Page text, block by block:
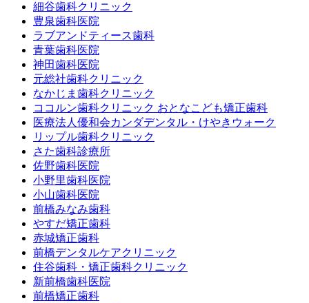
細谷歯科クリニック
豊泉歯科医院
ラブアンドティース歯科
青葉歯科医院
神田歯科医院
元総社歯科クリニック
なかじま歯科クリニック
ココルン歯科クリニック おとなこども矯正歯科
医療法人優和会カンダデンタル・けやきウォーク
リップル歯科クリニック
さた歯科診療所
佐野歯科医院
小野里歯科医院
小山歯科医院
前橋みなみ歯科
やすだ矯正歯科
赤城矯正歯科
前橋デンタルケアクリニック
住谷歯科・矯正歯科クリニック
新前橋歯科医院
前橋矯正歯科